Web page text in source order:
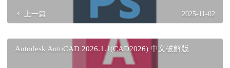
上一篇 2025-11-02
Autodesk AutoCAD 2026.1.1(CAD2026) 中文破解版